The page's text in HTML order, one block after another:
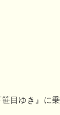
目ゆき』に乗